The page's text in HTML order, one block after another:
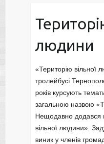
людини
«Територію вільної
тролейбусі
років курсують
загальною назвою
Нещодавно додався
вільної людини».
виник у членів